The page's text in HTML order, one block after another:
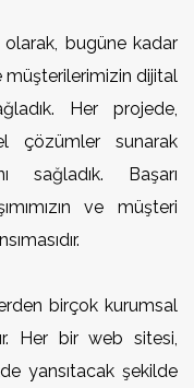
olarak, bugüne kadar
müşterilerimizin dijital
Her projede,
çözümler sunarak
sağladık. Başarı
ve müşteri
birçok kurumsal
Her bir web sitesi,
yansıtacak şekilde